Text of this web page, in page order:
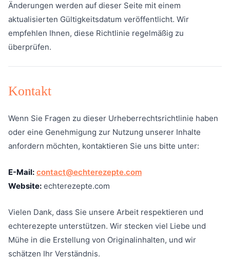
Änderungen werden auf dieser Seite mit einem
aktualisierten Gültigkeitsdatum veröffentlicht. Wir
empfehlen Ihnen, diese Richtlinie regelmäßig zu
überprüfen.
Kontakt
Wenn Sie Fragen zu dieser Urheberrechtsrichtlinie haben
oder eine Genehmigung zur Nutzung unserer Inhalte
anfordern möchten, kontaktieren Sie uns bitte unter:
E-Mail: contact@echterezepte.com
Website: echterezepte.com
Vielen Dank, dass Sie unsere Arbeit respektieren und
echterezepte unterstützen. Wir stecken viel Liebe und
Mühe in die Erstellung von Originalinhalten, und wir
schätzen Ihr Verständnis.